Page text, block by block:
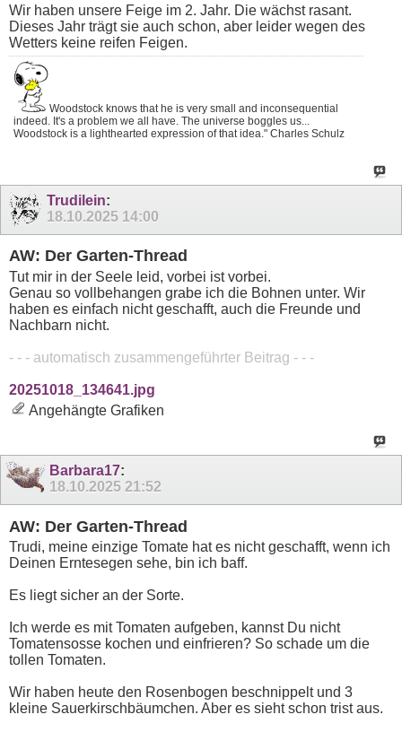
Wir haben unsere Feige im 2. Jahr. Die wächst rasant.
Dieses Jahr trägt sie auch schon, aber leider wegen des
Wetters keine reifen Feigen.
Woodstock knows that he is very small and inconsequential
indeed. It's a problem we all have. The universe boggles us...
Woodstock is a lighthearted expression of that idea." Charles Schulz
Trudilein:
18.10.2025 14:00
AW: Der Garten-Thread
Tut mir in der Seele leid, vorbei ist vorbei.
Genau so vollbehangen grabe ich die Bohnen unter. Wir
haben es einfach nicht geschafft, auch die Freunde und
Nachbarn nicht.
- - - automatisch zusammengeführter Beitrag - - -
20251018_134641.jpg
Angehängte Grafiken
Barbara17:
18.10.2025 21:52
AW: Der Garten-Thread
Trudi, meine einzige Tomate hat es nicht geschafft, wenn ich
Deinen Erntesegen sehe, bin ich baff.
Es liegt sicher an der Sorte.
Ich werde es mit Tomaten aufgeben, kannst Du nicht
Tomatensosse kochen und einfrieren? So schade um die
tollen Tomaten.
Wir haben heute den Rosenbogen beschnippelt und 3
kleine Sauerkirschbäumchen. Aber es sieht schon trist aus.